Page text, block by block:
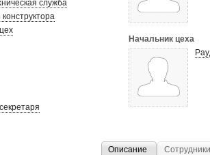
служба
Начальник цеха
Описание Сотрудники